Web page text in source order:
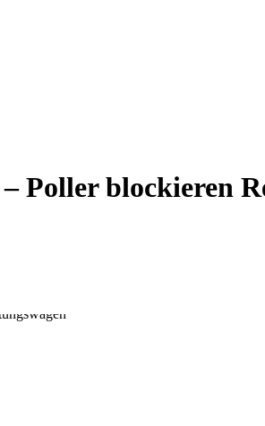
Poller blockieren